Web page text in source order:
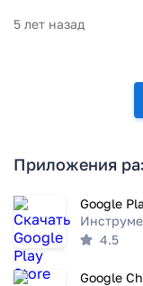
5 лет назад
Приложения
Google
4.5
Google